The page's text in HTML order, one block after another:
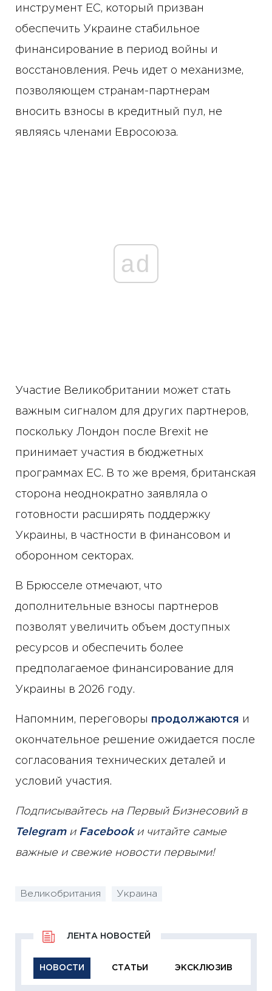
инструмент ЕС, который призван
обеспечить Украине стабильное
финансирование в период войны и
восстановления. Речь идет о механизме,
позволяющем странам-партнерам
вносить взносы в кредитный пул, не
являясь членами Евросоюза.
ad
Участие Великобритании может стать
важным сигналом для других партнеров,
поскольку Лондон после Brexit не
принимает участия в бюджетных
программах ЕС. В то же время, британская
сторона неоднократно заявляла о
готовности расширять поддержку
Украины, в частности в финансовом и
оборонном секторах.
В Брюсселе отмечают, что
дополнительные взносы партнеров
позволят увеличить объем доступных
ресурсов и обеспечить более
предполагаемое финансирование для
Украины в 2026 году.
Напомним, переговоры продолжаются и
окончательное решение ожидается после
согласования технических деталей и
условий участия.
Подписывайтесь на Первый Бизнесовий в
Telegramи Facebookи читайте самые
важные и свежие новости первыми!
Великобритания Украина
НОВОСТИ СТАТЬИ ЭКСКЛЮЗИВ
ЛЕНТА НОВОСТЕЙ